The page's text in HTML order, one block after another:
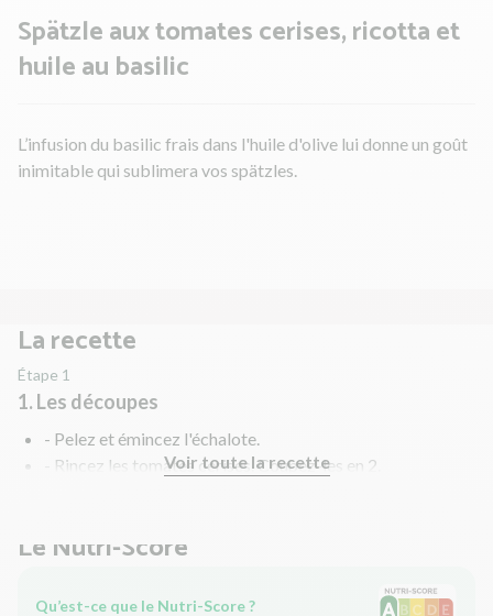
Spätzle aux tomates cerises, ricotta et
huile au basilic
L’infusion du basilic frais dans l'huile d'olive lui donne un goût
inimitable qui sublimera vos spätzles.
La recette
Étape 1
1. Les découpes
- Pelez et émincez l'échalote.
- Rincez les tomates cerises. Coupez-les en 2.
Voir toute la recette
Le Nutri-Score
Qu’est-ce que le Nutri-Score ?